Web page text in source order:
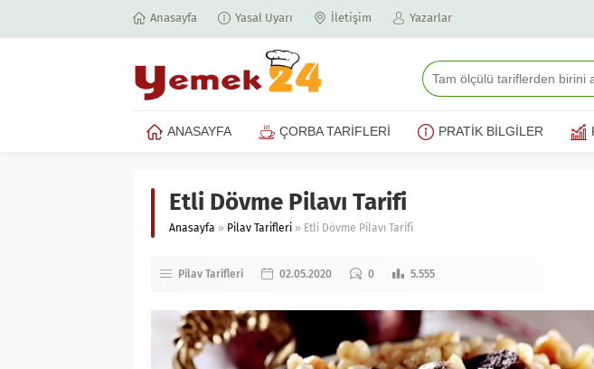
Anasayfa Yasal Uyarı İletişim Yazarlar
ANASAYFA ÇORBA TARİFLERİ PRATİK BİLGİLER
Etli Dövme Pilavı Tarifi
Anasayfa » Pilav Tarifleri » Etli Dövme Pilavı Tarifi
Pilav Tarifleri 02.05.2020 0 5.555